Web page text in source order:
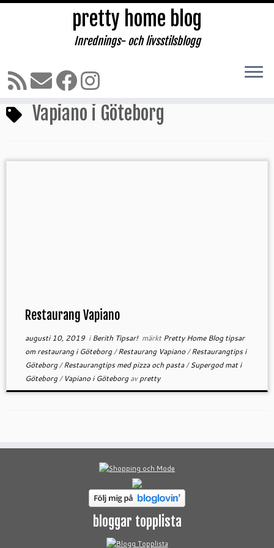
Hoppa
till
pretty home blog
Inrednings- och livsstilsblogg
Hem » Vapiano i Göteborg
Vapiano i Göteborg
Restaurang Vapiano
augusti 10, 2019iBerith Tipsar! märktPretty Home Blog tipsar
om restaurang i Göteborg/Restaurang Vapiano/Restaurangtips i
Göteborg/Restaurangtips med pizza och pasta/Supergod mat i
Göteborg/ Vapiano i Göteborgavpretty
bloggar topplista